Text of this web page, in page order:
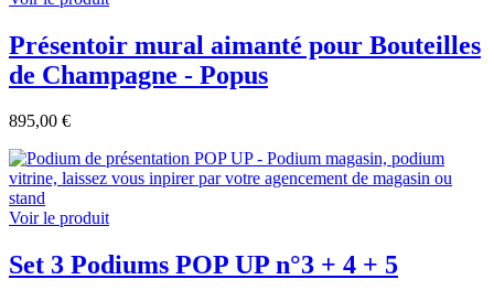
Présentoir mural aimanté pour Bouteilles
de Champagne - Popus
895,00 €
Voir le produit
Set 3 Podiums POP UP n°3 + 4 + 5